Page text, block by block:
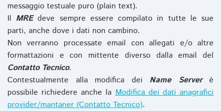
messaggio testuale puro (plain text).
Il MREdeve sempre essere compilato in tutte le sue
parti, anche dove i dati non cambino.
Non verranno processate email con allegati e/o altre
formattazioni e con mittente diverso dalla email del
Contatto Tecnico.
Contestualmente alla modifica dei Name Serverè
possibile richiedere anche laModifica dei dati anagrafici
provider/mantaner (Contatto Tecnico).